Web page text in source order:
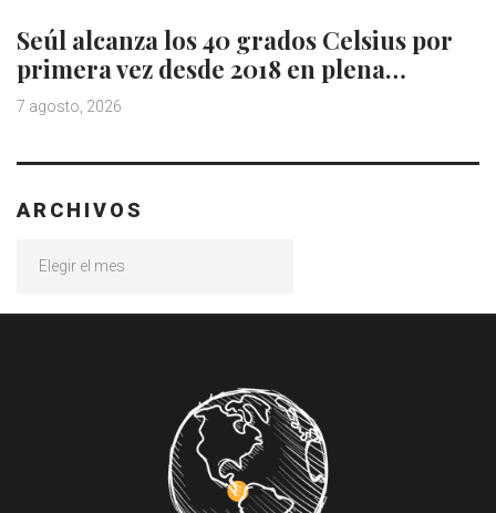
Seúl alcanza los 40 grados Celsius por
primera vez desde 2018 en plena…
7 agosto, 2026
ARCHIVOS